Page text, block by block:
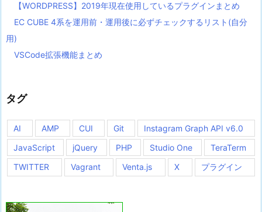
【WORDPRESS】2019年現在使用しているプラグインまとめ
EC CUBE 4系を運用前・運用後に必ずチェックするリスト(自分
用)
VSCode拡張機能まとめ
タグ
AI AMP CUI Git
Instagram Graph API v6.0
JavaScript
jQuery PHP Studio One
TeraTerm
TWITTER
Vagrant Venta.js X プラグイン